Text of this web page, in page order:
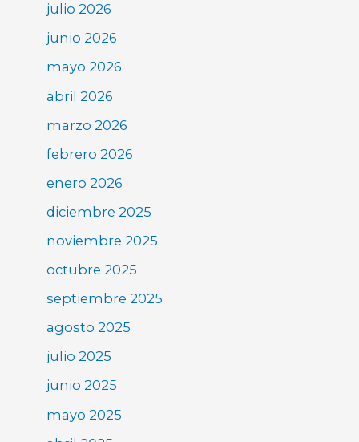
julio 2026
junio 2026
mayo 2026
abril 2026
marzo 2026
febrero 2026
enero 2026
diciembre 2025
noviembre 2025
octubre 2025
septiembre 2025
agosto 2025
julio 2025
junio 2025
mayo 2025